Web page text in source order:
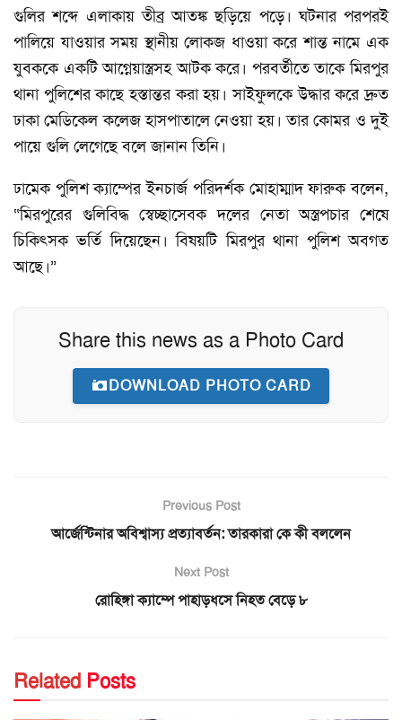
গুলির শব্দে এলাকায় তীব্র আতঙ্ক ছড়িয়ে পড়ে। ঘটনার পরপরই
পালিয়ে যাওয়ার সময় স্থানীয় লোকজ ধাওয়া করে শান্ত নামে এক
যুবককে একটি আগ্নেয়াস্ত্রসহ আটক করে। পরবর্তীতে তাকে মিরপুর
থানা পুলিশের কাছে হস্তান্তর করা হয়। সাইফুলকে উদ্ধার করে দ্রুত
ঢাকা মেডিকেল কলেজ হাসপাতালে নেওয়া হয়। তার কোমর ও দুই
পায়ে গুলি লেগেছে বলে জানান তিনি।
ঢামেক পুলিশ ক্যাম্পের ইনচার্জ পরিদর্শক মোহাম্মাদ ফারুক বলেন,
“মিরপুরের গুলিবিদ্ধ স্বেচ্ছাসেবক দলের নেতা অস্ত্রপচার শেষে
চিকিৎসক ভর্তি দিয়েছেন। বিষয়টি মিরপুর থানা পুলিশ অবগত
আছে।”
Share this news as a Photo Card
DOWNLOAD PHOTO CARD
Previous Post
আর্জেন্টিনার অবিশ্বাস্য প্রত্যাবর্তন: তারকারা কে কী বললেন
Next Post
রোহিঙ্গা ক্যাম্পে পাহাড়ধসে নিহত বেড়ে ৮
Related Posts